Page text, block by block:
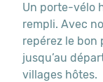
Un porte-vélo
rempli. Avec
repérez le bon
jusqu’au
villages hôtes.